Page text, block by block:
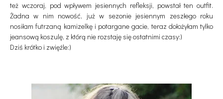
też wczoraj, pod wpływem jesiennych refleksji, powstał ten outfit.
Żadna w nim nowość, już w sezonie jesiennym zeszłego roku
nosiłam futrzaną kamizelkę i potargane gacie, teraz dołożyłam tylko
jeansową koszulę, z którą nie rozstaję się ostatnimi czasy:)
Dziś krótko i zwięźle:)